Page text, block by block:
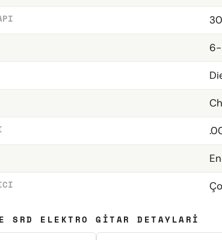
6-
SRD ELEKTRO GITAR DETAYLARI